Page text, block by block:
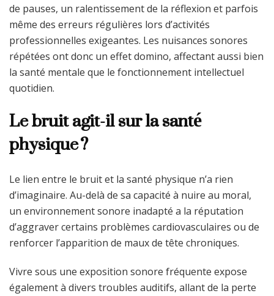
de pauses, un ralentissement de la réflexion et parfois
même des erreurs régulières lors d’activités
professionnelles exigeantes. Les nuisances sonores
répétées ont donc un effet domino, affectant aussi bien
la santé mentale que le fonctionnement intellectuel
quotidien.
Le bruit agit-il sur la santé
physique ?
Le lien entre le bruit et la santé physique n’a rien
d’imaginaire. Au-delà de sa capacité à nuire au moral,
un environnement sonore inadapté a la réputation
d’aggraver certains problèmes cardiovasculaires ou de
renforcer l’apparition de maux de tête chroniques.
Vivre sous une exposition sonore fréquente expose
également à divers troubles auditifs, allant de la perte